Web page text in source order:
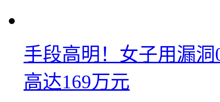
手段高明！女子用漏
高达169万元